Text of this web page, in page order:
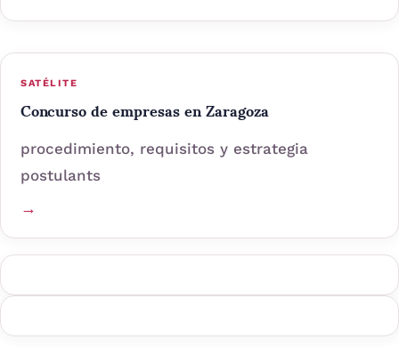
SATÉLITE
Concurso de empresas en Zaragoza
procedimiento, requisitos y estrategia
postulants
→